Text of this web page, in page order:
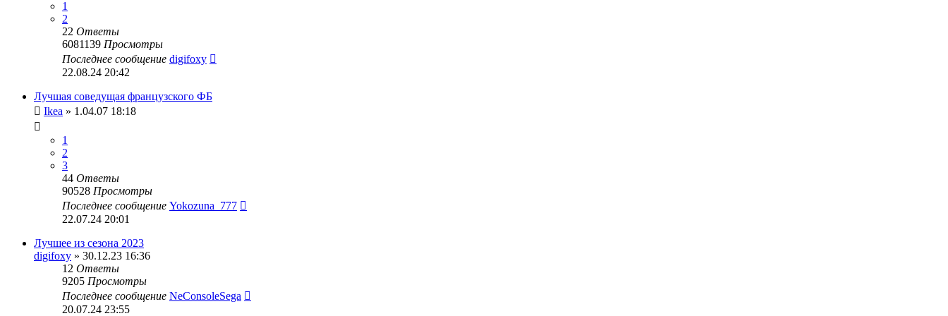
1
2
22 Ответы
6081139 Просмотры
Последнее сообщение digifoxy
22.08.24 20:42
Лучшая соведущая французского ФБ
Ikea » 1.04.07 18:18
1
2
3
44 Ответы
90528 Просмотры
Последнее сообщение Yokozuna_777
22.07.24 20:01
Лучшее из сезона 2023
digifoxy » 30.12.23 16:36
12 Ответы
9205 Просмотры
Последнее сообщение NeConsoleSega
20.07.24 23:55